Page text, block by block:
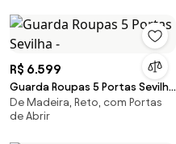
R$ 6.599
Guarda Roupas 5 Portas Sevilha
-De Madeira, Reto, com Portas
de Abrir